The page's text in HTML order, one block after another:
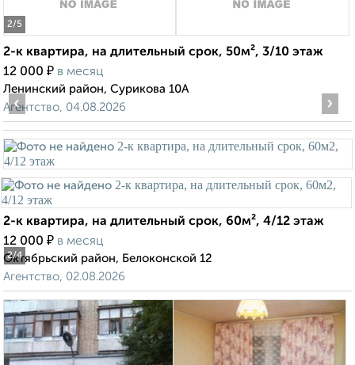
2/5
2-к квартира, на длительный срок, 50м², 3/10 этаж
12 000 ₽ в месяц
Ленинский район, Сурикова 10А
Агентство, 04.08.2026
2/4
‹ ›
2-к квартира, на длительный срок, 60м², 4/12 этаж
12 000 ₽ в месяц
Октябрьский район, Белоконской 12
Агентство, 02.08.2026